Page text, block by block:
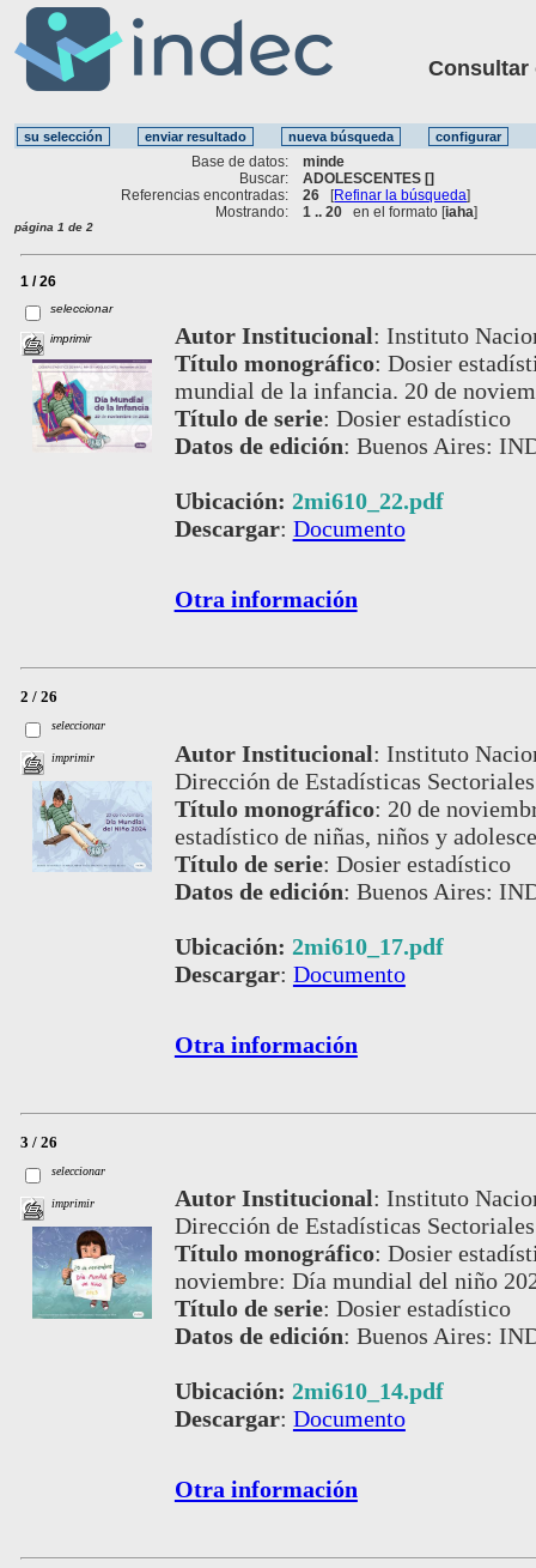
Consultar
Base de datos:
minde
Buscar:
ADOLESCENTES []
Referencias encontradas:
26 [Refinar la búsqueda]
Mostrando:
1 .. 20 en el formato [iaha]
página 1 de 2
1 / 26
seleccionar
imprimir Autor Institucional: Instituto
Título monográfico: Dosier
mundial de la infancia. 20 de
Título de serie: Dosier estadístico
Datos de edición: Buenos Aires:
Ubicación: 2mi610_22.pdf
Descargar: Documento
Otra información
2 / 26
seleccionar
imprimir Autor Institucional: Instituto
Dirección de Estadísticas
Título monográfico: 20 de
estadístico de niñas, niños y
Título de serie: Dosier estadístico
Datos de edición: Buenos Aires:
Ubicación: 2mi610_17.pdf
Descargar: Documento
Otra información
3 / 26
seleccionar
imprimir Autor Institucional: Instituto
Dirección de Estadísticas
Título monográfico: Dosier
noviembre: Día mundial del niño
Título de serie: Dosier estadístico
Datos de edición: Buenos Aires:
Ubicación: 2mi610_14.pdf
Descargar: Documento
Otra información